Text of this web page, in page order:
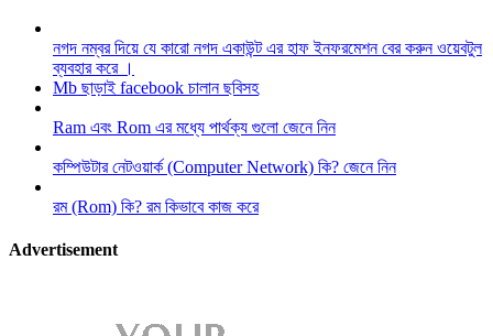
নগদ নম্বর দিয়ে যে কারো নগদ একাউন্ট এর হাফ ইনফরমেশন বের করুন ওয়েবটুল
ব্যবহার করে ।
Mb ছাড়াই facebook চালান ছবিসহ
Ram এবং Rom এর মধ্যে পার্থক্য গুলো জেনে নিন
কম্পিউটার নেটওয়ার্ক (Computer Network) কি? জেনে নিন
রম (Rom) কি? রম কিভাবে কাজ করে
Advertisement